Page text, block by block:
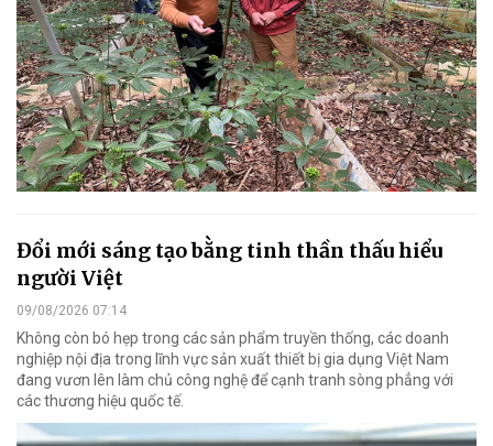
Đổi mới sáng tạo bằng tinh thần thấu hiểu
người Việt
09/08/2026 07:14
Không còn bó hẹp trong các sản phẩm truyền thống, các doanh
nghiệp nội địa trong lĩnh vực sản xuất thiết bị gia dụng Việt Nam
đang vươn lên làm chủ công nghệ để cạnh tranh sòng phẳng với
các thương hiệu quốc tế.